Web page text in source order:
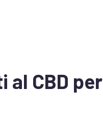
al CBD per